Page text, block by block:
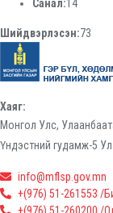
Санал:14
Шийдвэрлэсэн:73
Хаяг:
Монгол Улс,
Үндэстний гудамж-5
info@mflsp.gov.mn
+(976) 51-261553 /
+(976) 51-260200 /